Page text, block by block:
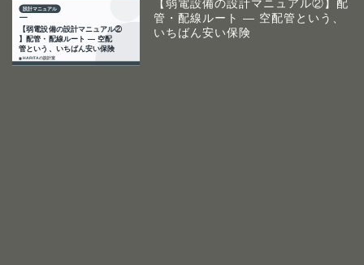
【弱電設備の設計マニュアル②】配
管・配線ルート ― 空配管という、
いちばん安い保険